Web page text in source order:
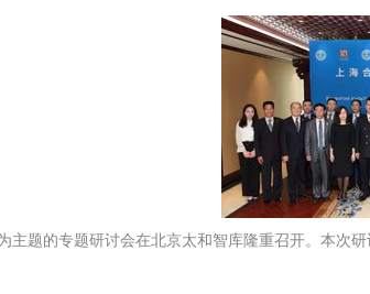
主题的专题研讨会在北京太和智库隆重召开。本